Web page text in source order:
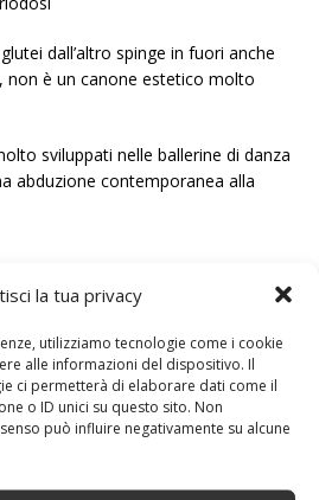
la tua privacy
utilizziamo tecnologie come i cookie
alle informazioni del dispositivo. Il
ci permetterà di elaborare dati come il
o ID unici su questo sito. Non
può influire negativamente su alcune
dall’altro spinge in fuori anche
non è un canone estetico molto
sviluppati nelle ballerine di danza
abduzione contemporanea alla